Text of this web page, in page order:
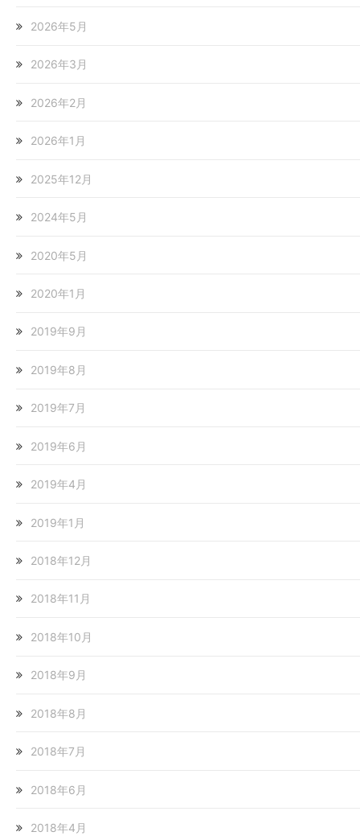
2026年5月
2026年3月
2026年2月
2026年1月
2025年12月
2024年5月
2020年5月
2020年1月
2019年9月
2019年8月
2019年7月
2019年6月
2019年4月
2019年1月
2018年12月
2018年11月
2018年10月
2018年9月
2018年8月
2018年7月
2018年6月
2018年4月